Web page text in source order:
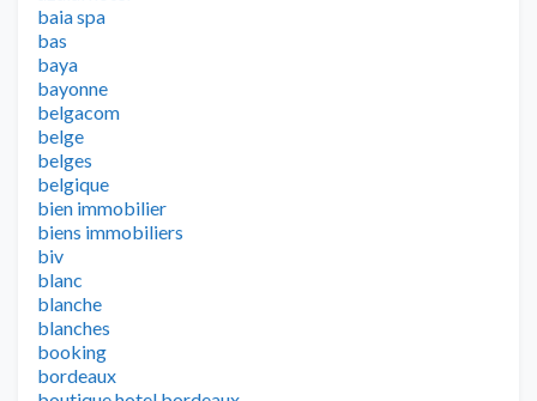
baia spa
bas
baya
bayonne
belgacom
belge
belges
belgique
bien immobilier
biens immobiliers
biv
blanc
blanche
blanches
booking
bordeaux